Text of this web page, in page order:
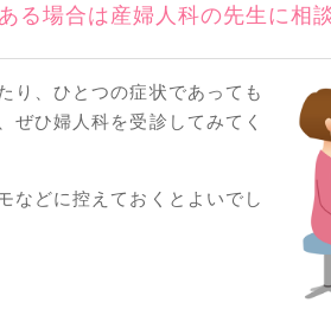
る場合は産婦人科の先生に相
り、ひとつの症状であっても
ぜひ婦人科を受診してみてく
などに控えておくとよいでし